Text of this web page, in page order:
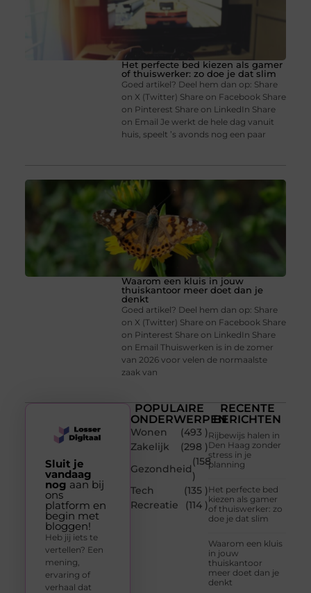
Het perfecte bed kiezen als gamer
of thuiswerker: zo doe je dat slim
Goed artikel? Deel hem dan op: Share
on X (Twitter) Share on Facebook Share
on Pinterest Share on LinkedIn Share
on Email Je werkt de hele dag vanuit
huis, speelt ’s avonds nog een paar
Waarom een kluis in jouw
thuiskantoor meer doet dan je
denkt
Goed artikel? Deel hem dan op: Share
on X (Twitter) Share on Facebook Share
on Pinterest Share on LinkedIn Share
on Email Thuiswerken is in de zomer
van 2026 voor velen de normaalste
zaak van
POPULAIRE
ONDERWERPEN
Wonen
(493 )
Zakelijk
(298 )
Gezondheid
(158
)
Tech
(135 )
Recreatie
(114 )
RECENTE
BERICHTEN
Rijbewijs halen in
Den Haag zonder
stress in je
planning
Het perfecte bed
kiezen als gamer
of thuiswerker: zo
doe je dat slim
Waarom een kluis
in jouw
thuiskantoor
meer doet dan je
denkt
Sluit je
vandaag
nog aan bij
ons
platform en
begin met
bloggen!
Heb jij iets te
vertellen? Een
mening,
ervaring of
verhaal dat